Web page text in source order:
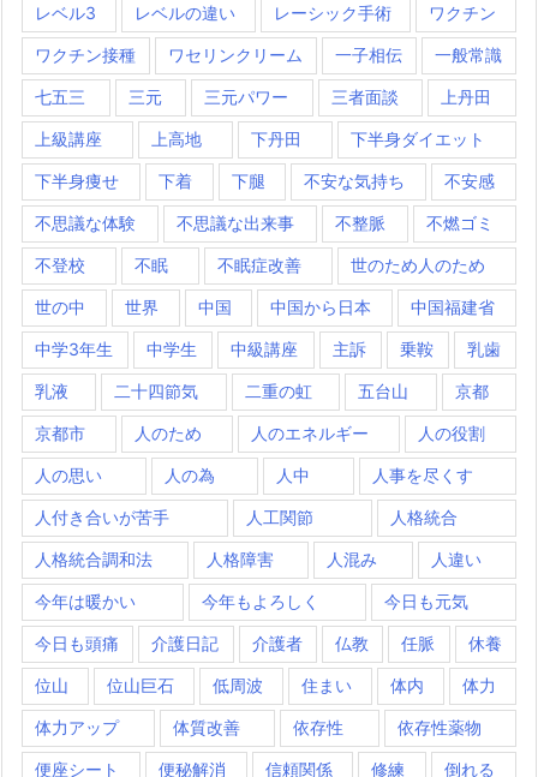
レベル3 レベルの違い レーシック手術 ワクチン
ワクチン接種 ワセリンクリーム 一子相伝 一般常識
七五三 三元 三元パワー 三者面談 上丹田
上級講座 上高地 下丹田 下半身ダイエット
下半身痩せ 下着 下腿 不安な気持ち 不安感
不思議な体験 不思議な出来事 不整脈 不燃ゴミ
不登校 不眠 不眠症改善 世のため人のため
世の中 世界 中国 中国から日本 中国福建省
中学3年生 中学生 中級講座 主訴 乗鞍 乳歯
乳液 二十四節気 二重の虹 五台山 京都
京都市 人のため 人のエネルギー 人の役割
人の思い 人の為 人中 人事を尽くす
人付き合いが苦手 人工関節 人格統合
人格統合調和法 人格障害 人混み 人違い
今年は暖かい 今年もよろしく 今日も元気
今日も頭痛 介護日記 介護者 仏教 任脈 休養
位山 位山巨石 低周波 住まい 体内 体力
体力アップ 体質改善 依存性 依存性薬物
便座シート 便秘解消 信頼関係 修練 倒れる